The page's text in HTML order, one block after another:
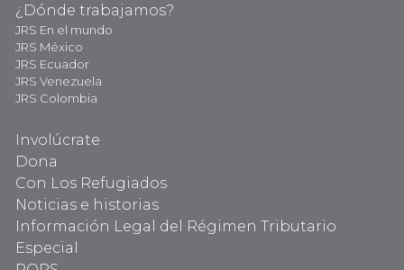
¿Dónde trabajamos?
JRS En el mundo
JRS México
JRS Ecuador
JRS Venezuela
JRS Colombia
Involúcrate
Dona
Con Los Refugiados
Noticias e historias
Información Legal del Régimen Tributario
Especial